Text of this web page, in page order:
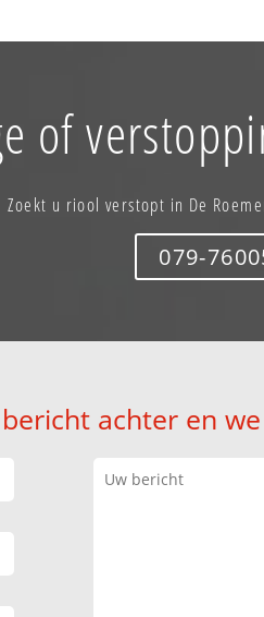
of
Zoekt u riool verstopt in De
079-
achter en